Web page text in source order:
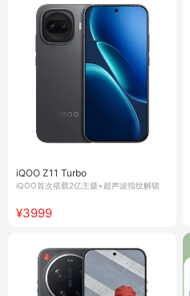
iQOO Z11 Turbo
iQOO首次搭载2亿主摄+超声波指纹解锁
¥3999